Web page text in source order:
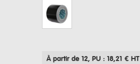
À partir de 12, PU : 18,21 € HT